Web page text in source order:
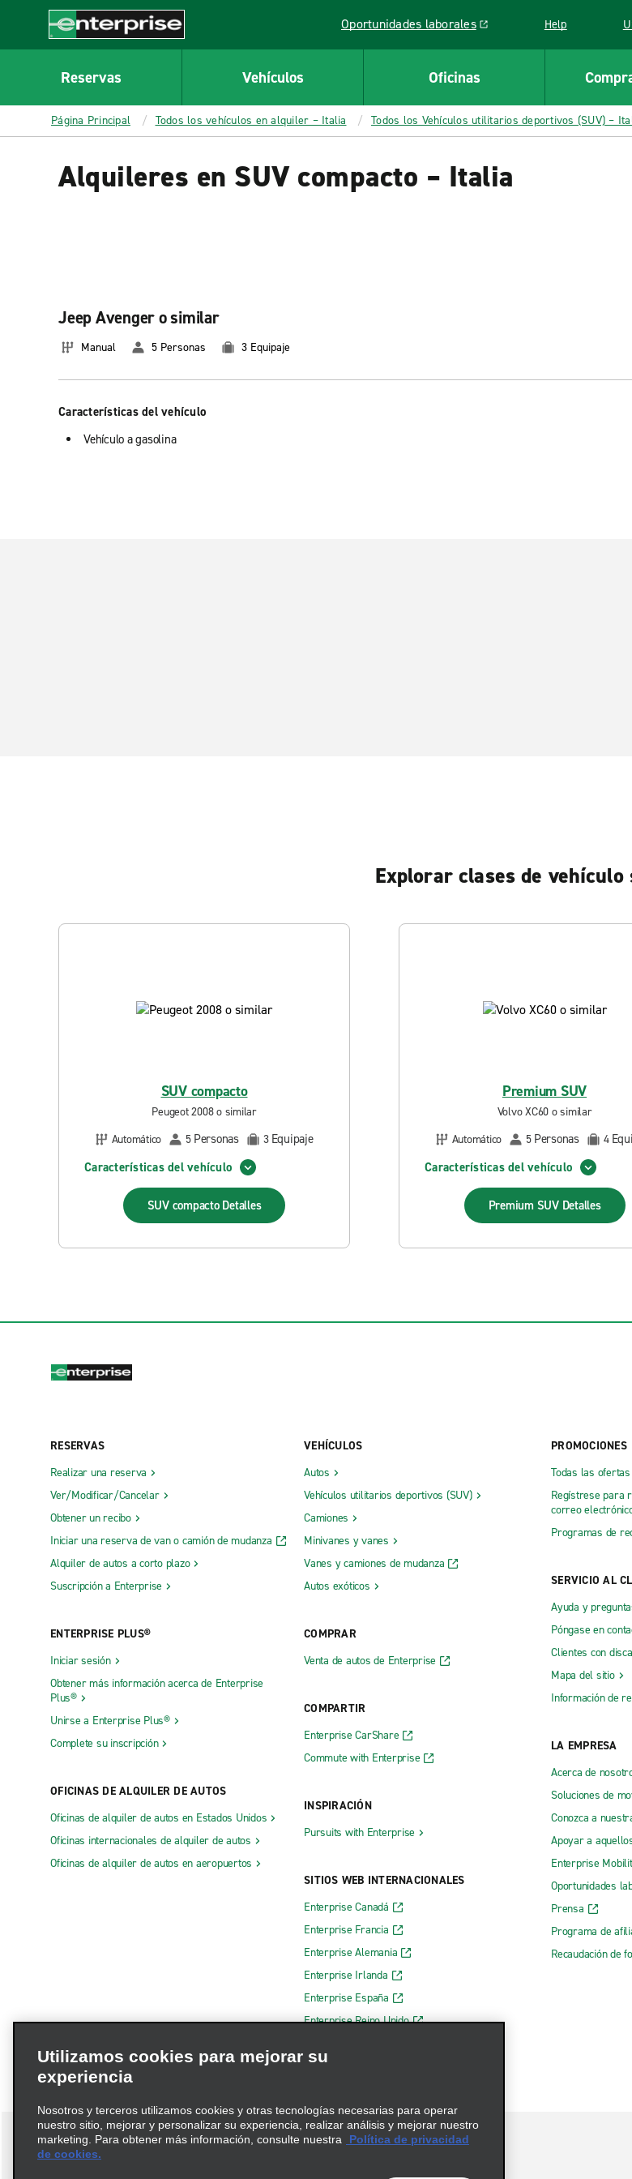
CONTENT
Enterprise
Oportunidades laborales
Link opens in a new window Help
Reservas Vehículos Oficinas
Página Principal Todos los vehículos en alquiler – Italia Todos los Vehículos utilitarios deportivos (SUV) –
Alquileres en SUV compacto – Italia
Jeep Avenger o similar
Manual 5 Personas 3 Equipaje
Características del vehículo
Vehículo a gasolina
Explorar clases de
SUV compacto
Peugeot 2008 o similar
Automático
5 Personas 3 Equipaje
Características del vehículo
SUV compacto Detalles
Premium SUV
Volvo XC60 o similar
Automático
5 Personas 4
Características del vehículo
Premium SUV Detalles
RESERVAS
Realizar una reserva
Ver/Modificar/Cancelar
Obtener un recibo
Iniciar una reserva de van o camión de mudanza
Alquiler de autos a corto plazo
Suscripción a Enterprise
ENTERPRISE PLUS®
Iniciar sesión
Obtener más información acerca de Enterprise
Plus®
Unirse a Enterprise Plus®
Complete su inscripción
OFICINAS DE ALQUILER DE AUTOS
Oficinas de alquiler de autos en Estados Unidos
Oficinas internacionales de alquiler de autos
Oficinas de alquiler de autos en aeropuertos
VEHÍCULOS
Autos
Vehículos utilitarios deportivos (SUV)
Camiones
Minivanes y vanes
Vanes y camiones de mudanza
Autos exóticos
COMPRAR
Venta de autos de Enterprise
COMPARTIR
Enterprise CarShare
Commute with Enterprise
INSPIRACIÓN
Pursuits with Enterprise
SITIOS WEB INTERNACIONALES
Enterprise Canadá
Enterprise Francia
Enterprise Alemania
Enterprise Irlanda
Enterprise España
Enterprise Reino Unido
PROMOCIONES
Todas las
Regístrese para
correo
Programas de
SERVICIO AL
Ayuda y
Póngase en
Clientes con
Mapa del sitio
Información de
LA EMPRESA
Acerca de
Soluciones de
Conozca a
Apoyar a
Enterprise
Oportunidades
Prensa
Programa de
Recaudación de
Utilizamos cookies para mejorar su
experiencia
Nosotros y terceros utilizamos cookies y otras tecnologías necesarias para operar
nuestro sitio, mejorar y personalizar su experiencia, realizar análisis y mejorar nuestro
marketing. Para obtener más información, consulte nuestra
Política de privacidad
de cookies.